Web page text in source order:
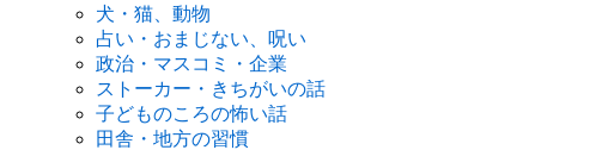
犬・猫、動物
占い・おまじない、呪い
政治・マスコミ・企業
ストーカー・きちがいの話
子どものころの怖い話
田舎・地方の習慣